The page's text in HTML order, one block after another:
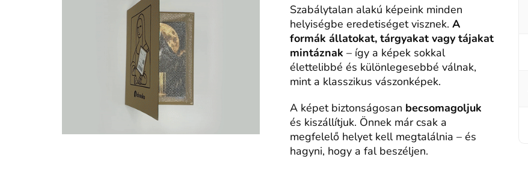
Szabálytalan alakú képeink minden
helyiségbe eredetiséget visznek. A
formák állatokat, tárgyakat vagy tájakat
mintáznak– így a képek sokkal
élettelibbé és különlegesebbé válnak,
mint a klasszikus vászonképek.
A képet biztonságosan becsomagoljuk
és kiszállítjuk. Önnek már csak a
megfelelő helyet kell megtalálnia – és
hagyni, hogy a fal beszéljen.